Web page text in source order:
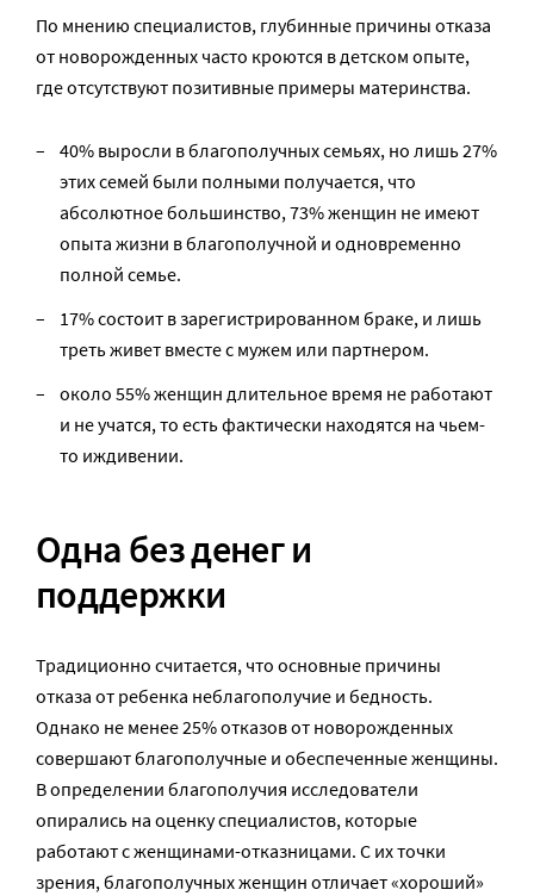
По мнению специалистов, глубинные причины отказа
от новорожденных часто кроются в детском опыте,
где отсутствуют позитивные примеры материнства.
40% выросли в благополучных семьях, но лишь 27%
этих семей были полными получается, что
абсолютное большинство, 73% женщин не имеют
опыта жизни в благополучной и одновременно
полной семье.
17% состоит в зарегистрированном браке, и лишь
треть живет вместе с мужем или партнером.
около 55% женщин длительное время не работают
и не учатся, то есть фактически находятся на чьем-
то иждивении.
Одна без денег и
поддержки
Традиционно считается, что основные причины
отказа от ребенка неблагополучие и бедность.
Однако не менее 25% отказов от новорожденных
совершают благополучные и обеспеченные женщины.
В определении благополучия исследователи
опирались на оценку специалистов, которые
работают с женщинами-отказницами. С их точки
зрения, благополучных женщин отличает «хороший»